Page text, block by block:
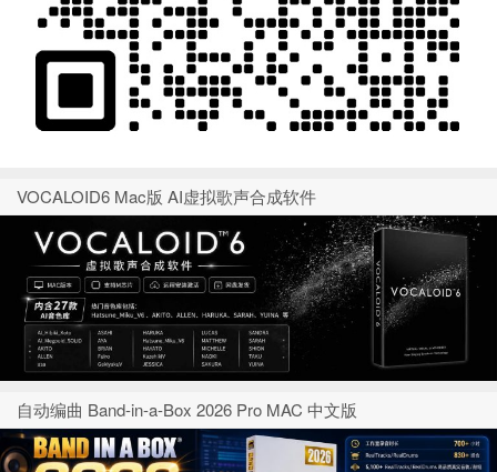
VOCALOID6 Mac版 AI虚拟歌声合成软件
自动编曲 Band-in-a-Box 2026 Pro MAC 中文版